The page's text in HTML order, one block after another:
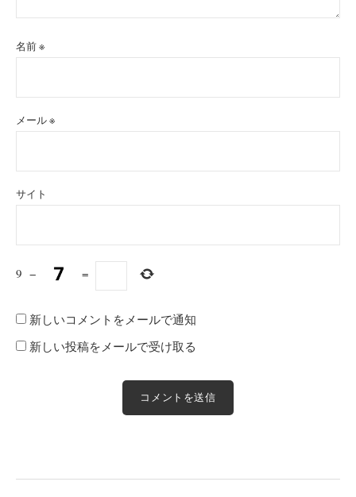
名前※
メール※
サイト
9 − =
新しいコメントをメールで通知
新しい投稿をメールで受け取る